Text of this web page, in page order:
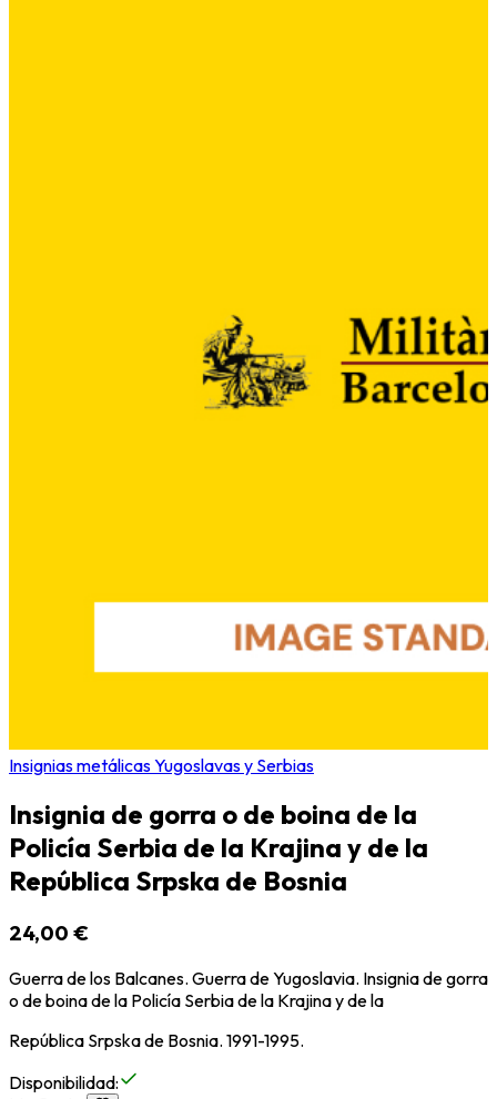
Insignias metálicas Yugoslavas y Serbias
Insignia de gorra o de boina de la
Policía Serbia de la Krajina y de la
República Srpska de Bosnia
24,00 €
Guerra de los Balcanes. Guerra de Yugoslavia. Insignia de gorra
o de boina de la Policía Serbia de la Krajina y de la
República Srpska de Bosnia. 1991-1995.
Disponibilidad: